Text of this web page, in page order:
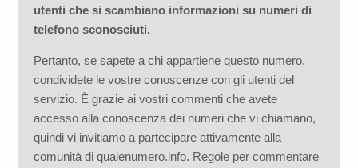
utenti che si scambiano informazioni su numeri di
telefono sconosciuti.
Pertanto, se sapete a chi appartiene questo numero,
condividete le vostre conoscenze con gli utenti del
servizio. È grazie ai vostri commenti che avete
accesso alla conoscenza dei numeri che vi chiamano,
quindi vi invitiamo a partecipare attivamente alla
comunità di qualenumero.info. Regole per commentare